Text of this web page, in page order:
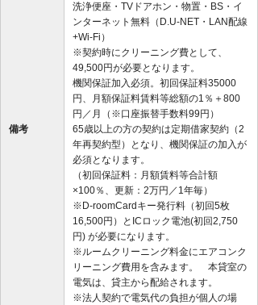
備考
洗浄便座・TVドアホン・物置・BS・イ
ンターネット無料（D.U-NET・LAN配線
+Wi-Fi）
※契約時にクリーニング費として、
49,500円が必要となります。
機関保証加入必須。初回保証料35000
円、月額保証料賃料等総額の1％＋800
円／月（※口座振替手数料99円）
65歳以上の方の契約は定期借家契約（2
年再契約型）となり、機関保証の加入が
必須となります。
（初回保証料：月額賃料等合計額
×100％、更新：2万円／1年毎）
※D-roomCardキー発行料（初回5枚
16,500円）とICロック電池(初回2,750
円) が必要になります。
※ルームクリーニング料金にエアコンク
リーニング費用を含みます。 本貸室の
電気は、貸主から配給されます。
※法人契約で電気代の負担が個人の場